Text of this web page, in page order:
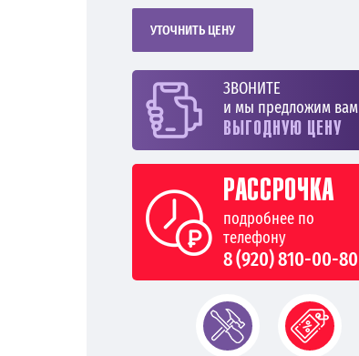
УТОЧНИТЬ ЦЕНУ
ЗВОНИТЕ
и мы предложим вам
ВЫГОДНУЮ ЦЕНУ
РАССРОЧКА
подробнее по
телефону
8 (920) 810-00-80